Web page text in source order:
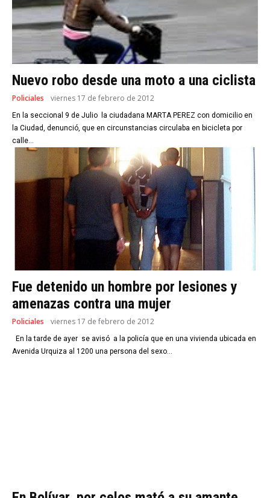
Nuevo robo desde una moto a una ciclista
Policiales viernes 17 de febrero de 2012
En la seccional 9 de Julio la ciudadana MARTA PEREZ con domicilio en
la Ciudad, denunció, que en circunstancias circulaba en bicicleta por
calle...
Fue detenido un hombre por lesiones y
amenazas contra una mujer
Policiales viernes 17 de febrero de 2012
En la tarde de ayer se avisó a la policía que en una vivienda ubicada en
Avenida Urquiza al 1200 una persona del sexo...